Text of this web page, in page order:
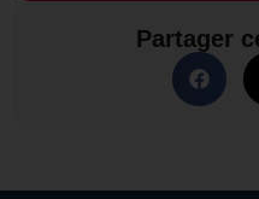
Partager